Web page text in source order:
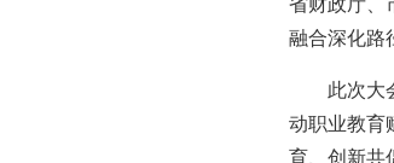
省财政厅、
融合深化路
此次大
动职业教育
育、创新共